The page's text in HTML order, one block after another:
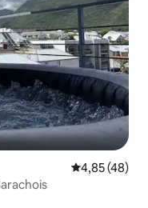
Évaluation
4,85 (48)